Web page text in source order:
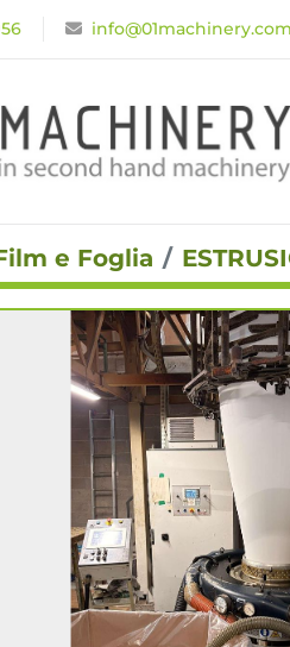
info@01machinery.com
e Foglia